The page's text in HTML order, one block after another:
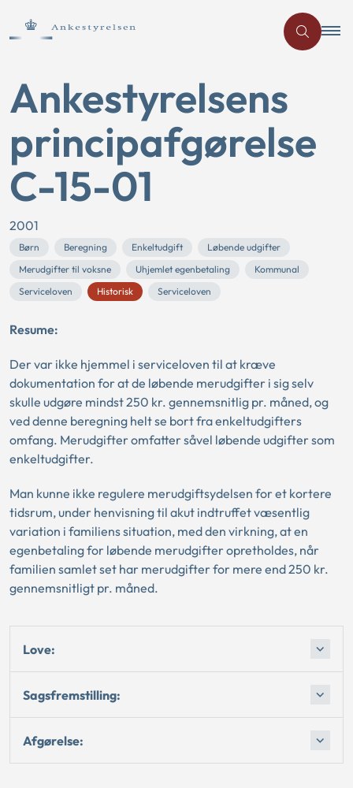
Ankestyrelsens
principafgørelse
C-15-01
2001
Børn Beregning Enkeltudgift
Løbende udgifter
Merudgifter til voksne
Uhjemlet egenbetaling
Kommunal
Serviceloven
Historisk Serviceloven
Resume:
Der var ikke hjemmel i serviceloven til at kræve
dokumentation for at de løbende merudgifter i sig selv
skulle udgøre mindst 250 kr. gennemsnitlig pr. måned, og
ved denne beregning helt se bort fra enkeltudgifters
omfang. Merudgifter omfatter såvel løbende udgifter som
enkeltudgifter.
Man kunne ikke regulere merudgiftsydelsen for et kortere
tidsrum, under henvisning til akut indtruffet væsentlig
variation i familiens situation, med den virkning, at en
egenbetaling for løbende merudgifter opretholdes, når
familien samlet set har merudgifter for mere end 250 kr.
gennemsnitligt pr. måned.
Love:
Sagsfremstilling:
Afgørelse: